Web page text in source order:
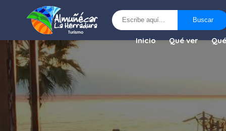
Buscar
Inicio Qué ver